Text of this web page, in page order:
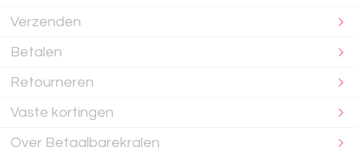
Verzenden
Betalen
Retourneren
Vaste kortingen
Over Betaalbarekralen